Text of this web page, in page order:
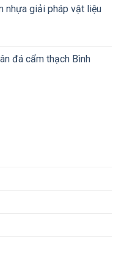
nhựa giải pháp vật liệu
đá cẩm thạch Bình